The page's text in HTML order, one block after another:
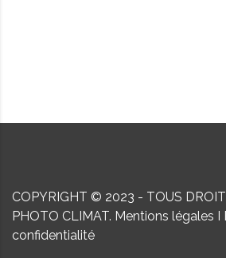
COPYRIGHT © 2023 - TOUS
PHOTO CLIMAT. Mentions légales I
confidentialité